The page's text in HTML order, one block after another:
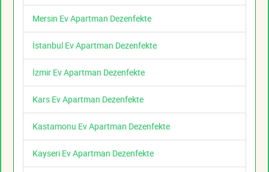
Mersin Ev Apartman Dezenfekte
İstanbul Ev Apartman Dezenfekte
İzmir Ev Apartman Dezenfekte
Kars Ev Apartman Dezenfekte
Kastamonu Ev Apartman Dezenfekte
Kayseri Ev Apartman Dezenfekte